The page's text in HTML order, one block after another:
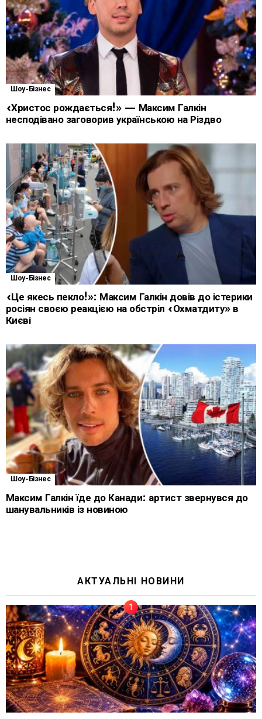
Шоу-Бізнес
«Христос рождається!» — Максим Галкін
несподівано заговорив українською на Різдво
Шоу-Бізнес
«Це якесь пекло!»: Максим Галкін довів до істерики
росіян своєю реакцією на обстріл «Охматдиту» в
Києві
Шоу-Бізнес
Максим Галкін їде до Канади: артист звернувся до
шанувальників із новиною
АКТУАЛЬНІ НОВИНИ